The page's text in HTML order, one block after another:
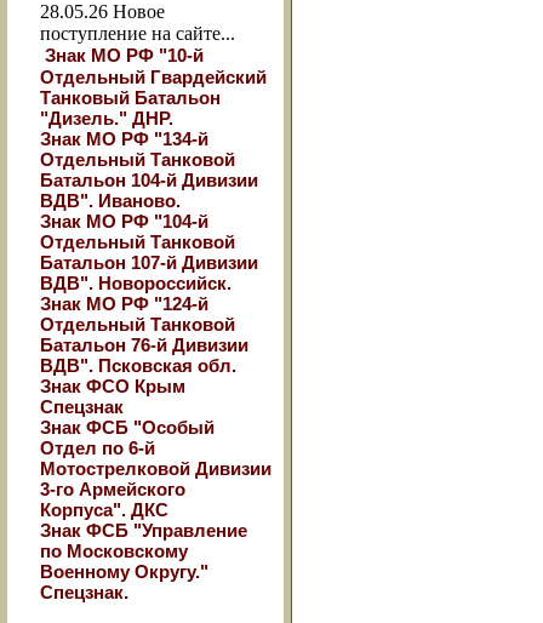
28.05.26 Новое
поступление на сайте...
Знак МО РФ "10-й
Отдельный Гвардейский
Танковый Батальон
"Дизель." ДНР.
Знак МО РФ "134-й
Отдельный Танковой
Батальон 104-й Дивизии
ВДВ". Иваново.
Знак МО РФ "104-й
Отдельный Танковой
Батальон 107-й Дивизии
ВДВ". Новороссийск.
Знак МО РФ "124-й
Отдельный Танковой
Батальон 76-й Дивизии
ВДВ". Псковская обл.
Знак ФСО Крым
Спецзнак
Знак ФСБ "Особый
Отдел по 6-й
Мотострелковой Дивизии
3-го Армейского
Корпуса". ДКС
Знак ФСБ "Управление
по Московскому
Военному Округу."
Спецзнак.